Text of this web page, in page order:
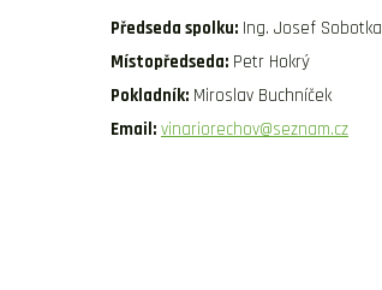
Předseda spolku: Ing. Josef Sobotka
Místopředseda: Petr Hokrý
Pokladník: Miroslav Buchníček
Email: vinariorechov@seznam.cz